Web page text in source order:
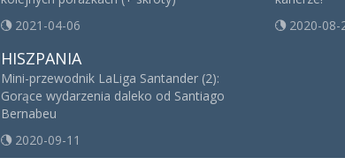
2021-04-06
HISZPANIA
Mini-przewodnik LaLiga Santander (2):
Gorące wydarzenia daleko od Santiago
Bernabeu
2020-09-11
2020-08-